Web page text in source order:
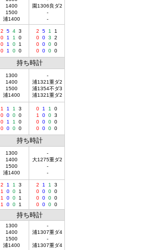
1400
1500
浦1400
園1306良ダ2
-
-
2 5 4 3
0
1 1
0
0
1 0
1
0
1 0 0
2 5 1
1
0 0 3
2
0 0 0 0
0 0 0 0
持ち時計
1300
1400
1500
浦1400
-
浦1321重ダ2
浦1354不ダ3
浦1321重ダ2
1 1 1
3
0 0 0 0
0
1 1
0
0 0 0 0
0 1 1
0
1
0 0 3
0 0 0 0
0 0 0 0
持ち時計
1300
1400
1500
浦1400
-
大1275重ダ2
-
-
2 1 1
3
1
0 0
1
1
0 0
1
1
0 0 1
2 1 1
3
0 0 0 0
0 0 0 0
0 0 0 0
持ち時計
1300
1400
1500
浦1400
-
浦1307重ダ4
-
浦1307重ダ4